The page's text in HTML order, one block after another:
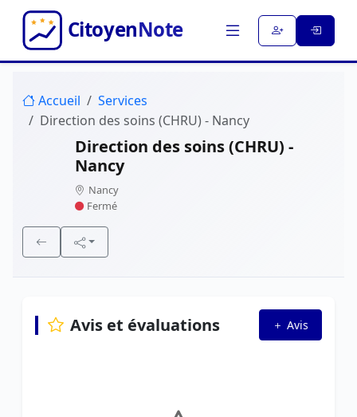
Accueil
Services
Direction des soins (CHRU) - Nancy
Direction des soins (CHRU) -
Nancy
Nancy
Fermé
Avis et évaluations Avis